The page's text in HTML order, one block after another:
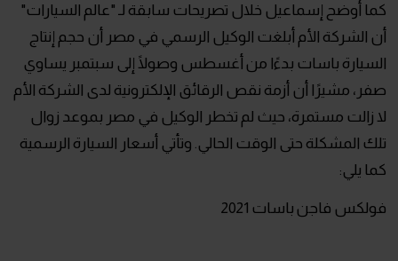
كما أوضح إسماعيل خلال تصريحات سابقة لـ "عالم السيارات"
أن الشركة الأم أبلغت الوكيل الرسمي في مصر أن حجم إنتاج
السيارة باسات بدءًا من أغسطس وصولًا إلى سبتمبر يساوي
صفر، مشيرًا أن أزمة نقص الرقائق الإلكترونية لدى الشركة الأم
لا زالت مستمرة، حيث لم تخطر الوكيل في مصر بموعد زوال
تلك المشكلة حتى الوقت الحالي. وتأتي أسعار السيارة الرسمية
كما يلي:
فولكس فاجن باسات 2021